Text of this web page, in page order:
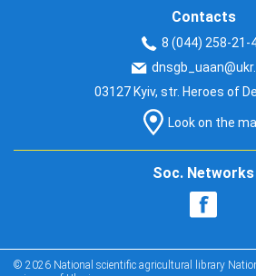
Contacts
8 (044) 258-21-
03127 Kyiv, str. Heroes of
Look on the
Soc. Networks
© 2026 National scientific agricultural library